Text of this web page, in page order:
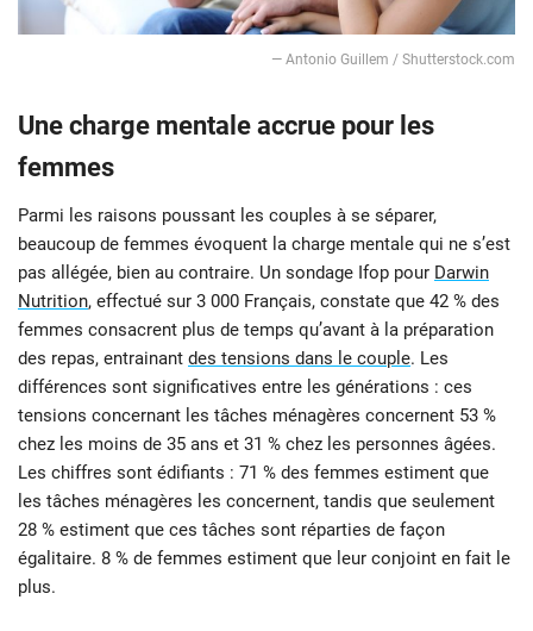
— Antonio Guillem / Shutterstock.com
Une charge mentale accrue pour les
femmes
Parmi les raisons poussant les couples à se séparer,
beaucoup de femmes évoquent la charge mentale qui ne s’est
pas allégée, bien au contraire. Un sondage Ifop pour Darwin
Nutrition, effectué sur 3 000 Français, constate que 42 % des
femmes consacrent plus de temps qu’avant à la préparation
des repas, entrainant des tensions dans le couple. Les
différences sont significatives entre les générations : ces
tensions concernant les tâches ménagères concernent 53 %
chez les moins de 35 ans et 31 % chez les personnes âgées.
Les chiffres sont édifiants : 71 % des femmes estiment que
les tâches ménagères les concernent, tandis que seulement
28 % estiment que ces tâches sont réparties de façon
égalitaire. 8 % de femmes estiment que leur conjoint en fait le
plus.